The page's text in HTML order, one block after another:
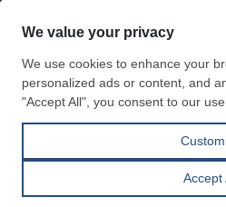
钢材价格
每日废钢价格
盘条价格